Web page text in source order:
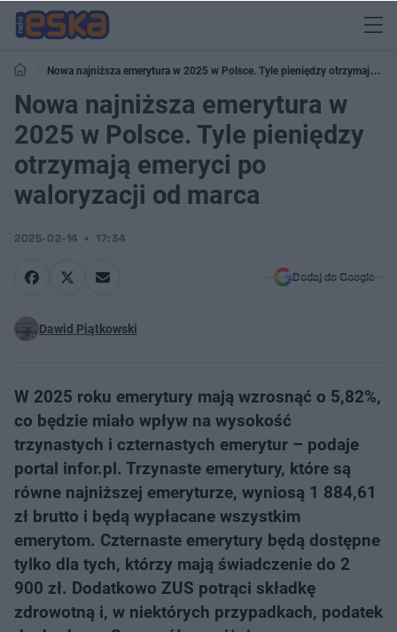
Nowa najniższa emerytura w 2025 w Polsce. Tyle pieniędzy otrzymają
emeryci po waloryzacji od marca
Nowa najniższa emerytura w
2025 w Polsce. Tyle pieniędzy
otrzymają emeryci po
waloryzacji od marca
2025-02-14 17:34
Dodaj do Google
Dawid Piątkowski
W 2025 roku emerytury mają wzrosnąć o 5,82%,
co będzie miało wpływ na wysokość
trzynastych i czternastych emerytur – podaje
portal infor.pl. Trzynaste emerytury, które są
równe najniższej emeryturze, wyniosą 1 884,61
zł brutto i będą wypłacane wszystkim
emerytom. Czternaste emerytury będą dostępne
tylko dla tych, którzy mają świadczenie do 2
900 zł. Dodatkowo ZUS potrąci składkę
zdrowotną i, w niektórych przypadkach, podatek